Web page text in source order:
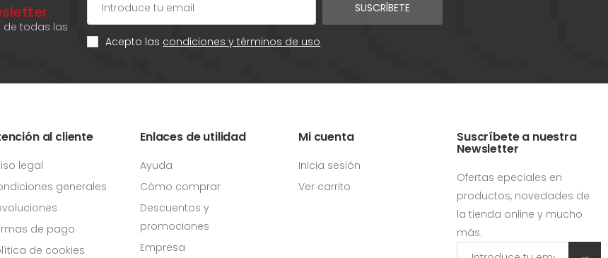
de todas las
SUSCRÍBETE
Acepto las condiciones y términos de uso
al cliente
legal
generales
de pago
de cookies
Enlaces de utilidad
Ayuda
Cómo comprar
Descuentos y
promociones
Empresa
Mi cuenta
Inicia sesión
Ver carrito
Suscríbete a nuestra
Newsletter
Ofertas epeciales en
productos, novedades de
la tienda online y mucho
más.